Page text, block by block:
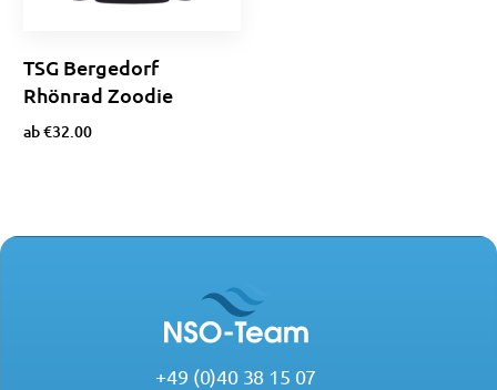
TSG Bergedorf
Rhönrad Zoodie
ab€32.00
+49 (0)40 38 15 07